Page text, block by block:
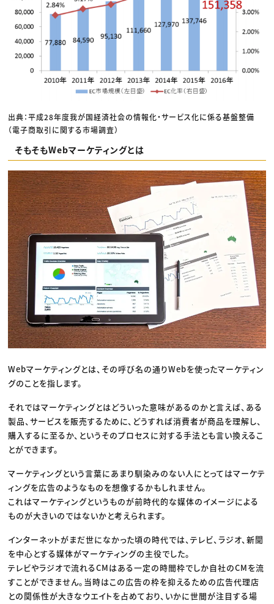
出典：平成28年度我が国経済社会の情報化・サービス化に係る基盤整備
（電子商取引に関する市場調査）
そもそもWebマーケティングとは
Webマーケティングとは、その呼び名の通りWebを使ったマーケティン
グのことを指します。
それではマーケティングとはどういった意味があるのかと言えば、ある
製品、サービスを販売するために、どうすれば消費者が商品を理解し、
購入するに至るか、というそのプロセスに対する手法とも言い換えるこ
とができます。
マーケティングという言葉にあまり馴染みのない人にとってはマーケテ
ィングを広告のようなものを想像するかもしれません。
これはマーケティングというものが前時代的な媒体のイメージによる
ものが大きいのではないかと考えられます。
インターネットがまだ世になかった頃の時代では、テレビ、ラジオ、新聞
を中心とする媒体がマーケティングの主役でした。
テレビやラジオで流れるCMはある一定の時間枠でしか自社のCMを流
すことができません。当時はこの広告の枠を抑えるための広告代理店
との関係性が大きなウエイトを占めており、いかに世間が注目する場